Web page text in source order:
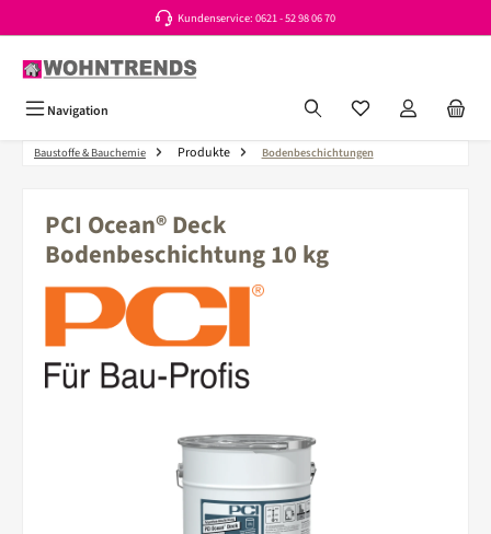
Kundenservice: 0621 - 52 98 06 70
Navigation Du hast 0 Produkte
Baustoffe & Bauchemie Produkte Bodenbeschichtungen
PCI Ocean® Deck
Bodenbeschichtung 10 kg
Bildergalerie überspringen